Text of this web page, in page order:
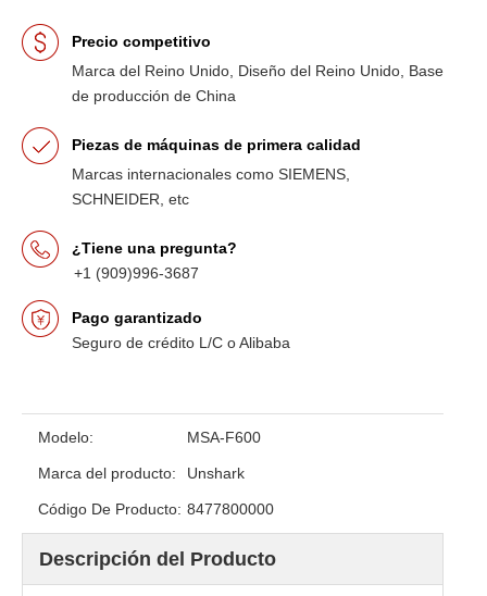
Precio competitivo
Marca del Reino Unido, Diseño del Reino Unido, Base
de producción de China
Piezas de máquinas de primera calidad
Marcas internacionales como SIEMENS,
SCHNEIDER, etc
¿Tiene una pregunta?
+1 (909)996-3687
Pago garantizado
Seguro de crédito L/C o Alibaba
Modelo: MSA-F600
Marca del producto: Unshark
Código De Producto: 8477800000
Descripción del Producto